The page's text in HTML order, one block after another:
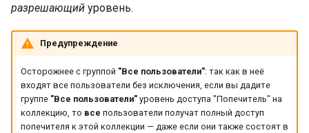
разрешающий уровень.
Предупреждение
Осторожнее с группой "Все пользователи": так как в неё
входят все пользователи без исключения, если вы дадите
группе "Все пользователи"уровень доступа "Попечитель" на
коллекцию, то все пользователи получат полный доступ
попечителя к этой коллекции — даже если они также состоят в